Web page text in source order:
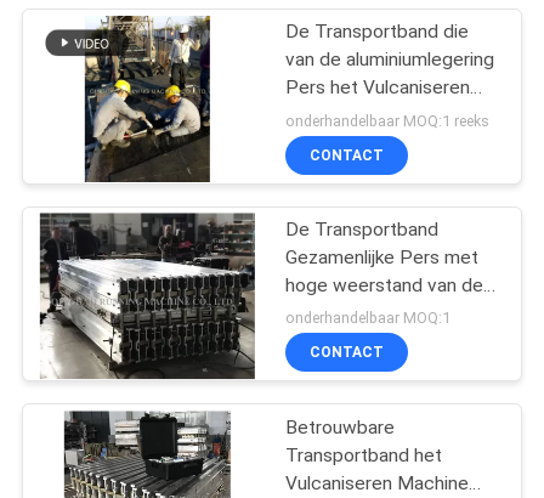
Band die Machine
genezen
50
rubberpartij van
machine
De Transportband die
van de aluminiumlegering
Pers het Vulcaniseren
Machine verbinden
onderhandelbaar MOQ:1 reeks
CONTACT
De Transportband
Gezamenlijke Pers met
hoge weerstand van de
Aluminiumlegering voor
Staal/Stoffenriemen
onderhandelbaar MOQ:1
CONTACT
Betrouwbare
Transportband het
Vulcaniseren Machine